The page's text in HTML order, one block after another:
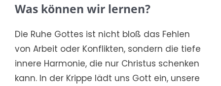
Was können wir lernen?
Die Ruhe Gottes ist nicht bloß das Fehlen
von Arbeit oder Konflikten, sondern die tiefe
innere Harmonie, die nur Christus schenken
kann. In der Krippe lädt uns Gott ein, unsere